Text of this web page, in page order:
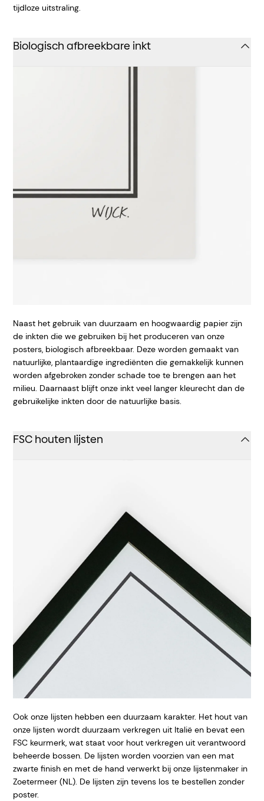
tijdloze uitstraling.
Biologisch afbreekbare inkt
Naast het gebruik van duurzaam en hoogwaardig papier zijn
de inkten die we gebruiken bij het produceren van onze
posters, biologisch afbreekbaar. Deze worden gemaakt van
natuurlijke, plantaardige ingrediënten die gemakkelijk kunnen
worden afgebroken zonder schade toe te brengen aan het
milieu. Daarnaast blijft onze inkt veel langer kleurecht dan de
gebruikelijke inkten door de natuurlijke basis.
FSC houten lijsten
Ook onze lijsten hebben een duurzaam karakter. Het hout van
onze lijsten wordt duurzaam verkregen uit Italië en bevat een
FSC keurmerk, wat staat voor hout verkregen uit verantwoord
beheerde bossen. De lijsten worden voorzien van een mat
zwarte finish en met de hand verwerkt bij onze lijstenmaker in
Zoetermeer (NL). De lijsten zijn tevens los te bestellen zonder
poster.